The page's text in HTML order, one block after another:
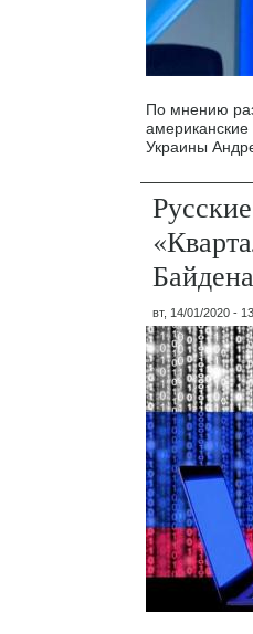
По мнению
Украины
вт, 14/01/2020 -